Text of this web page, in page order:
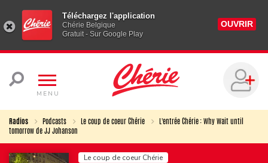
Téléchargez l'application
Chérie Belgique
Gratuit - Sur Google Play
OUVRIR
MENU
Radios Podcasts Le coup de coeur Chérie
L'entrée Chérie : Why Wait until
tomorrow de JJ Johanson
Le coup de coeur Chérie